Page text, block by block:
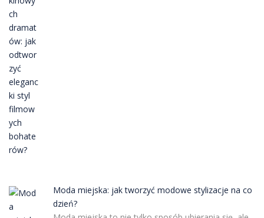
Moda miejska: jak tworzyć modowe stylizacje na co
dzień?